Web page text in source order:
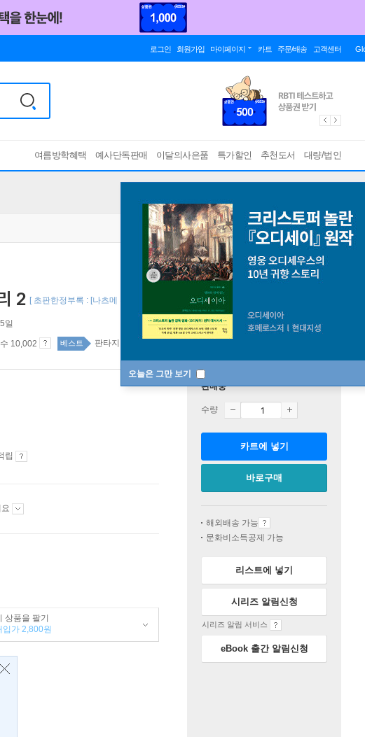
로그인 회원가입 마이페이지 카트 주문/배송 고객센터
여름방학혜택 예사단독판매 이달의사은품 특가할인 추천도서 대량/법인
오늘은 그만 보기
2 [ 초판한정부록 : [나츠메 우인장] 컬래버 일러스트 카드 (책과랩핑) ]
일
10,002 베스트 판타지 36위
립
상품을 팔기
입가 2,800원
판매중
수량
카트에 넣기
바로구매
해외배송 가능
문화비소득공제 가능
리스트에 넣기
시리즈 알림신청
시리즈 알림 서비스
eBook 출간 알림신청